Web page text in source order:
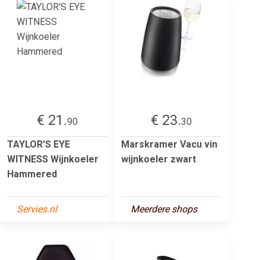
€ 21.90
TAYLOR'S EYE
WITNESS Wijnkoeler
Hammered
Servies.nl
€ 23.30
Marskramer Vacu vin
wijnkoeler zwart
Meerdere shops